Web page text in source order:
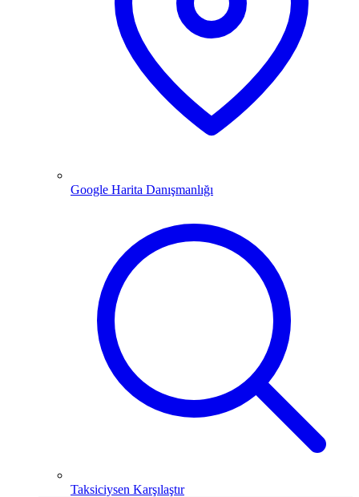
Google Harita Danışmanlığı
Taksiciysen Karşılaştır